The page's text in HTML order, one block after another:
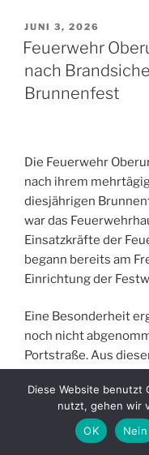
VERÖFFENTLICHT
AM
JUNI 3, 2026
Feuerwehr
nach
Brunnenfest
Die Feuerwehr
nach ihrem
diesjährigen
war das
Einsatzkräfte der
begann bereits am
Einrichtung der
Eine Besonderheit
noch nicht
Portstraße. Aus
auch in diesem
und Absicherung
Diese Website benutzt
nutzt, gehen wir
OK
Nein